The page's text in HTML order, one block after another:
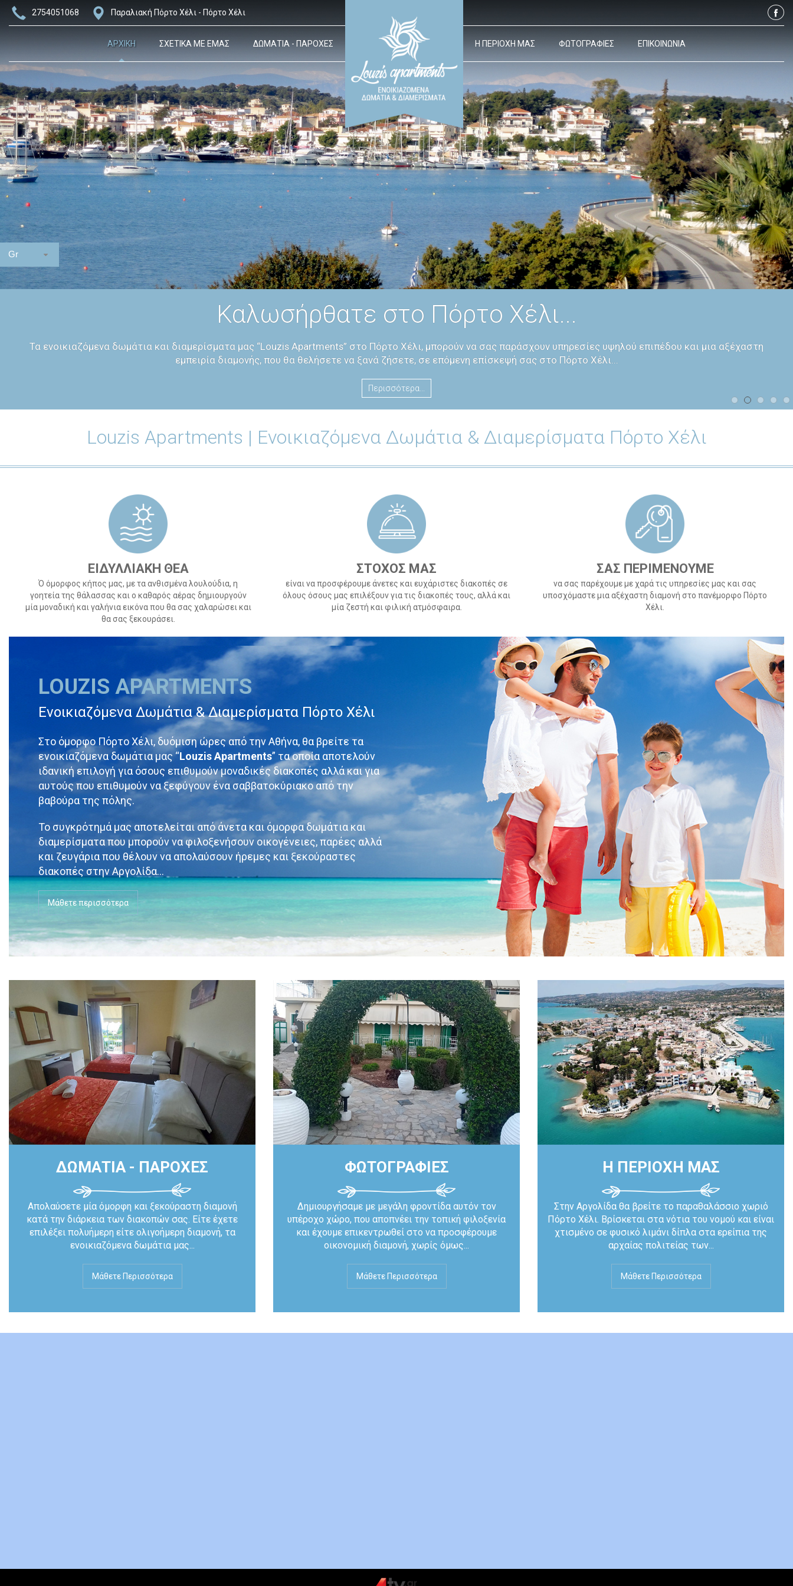
2754051068 Παραλιακή Πόρτο Χέλι - Πόρτο Χέλι
ΑΡΧΙΚΗ ΣΧΕΤΙΚΑ ΜΕ ΕΜΑΣ ΔΩΜΑΤΙΑ - ΠΑΡΟΧΕΣ Η ΠΕΡΙΟΧΗ ΜΑΣ ΦΩΤΟΓΡΑΦΙΕΣ ΕΠΙΚΟΙΝΩΝΙΑ
Καλωσήρθατε στο Πόρτο Χέλι...
Τα ενοικιαζόμενα δωμάτια και διαμερίσματα μας “Louzis Apartments” στο Πόρτο Χέλι, μπορούν να σας παράσχουν υπηρεσίες υψηλού επιπέδου και μια αξέχαστη
εμπειρία διαμονής, που θα θελήσετε να ξανά ζήσετε, σε επόμενη επίσκεψή σας στο Πόρτο Χέλι...
Περισσότερα...
Louzis Apartments | Ενοικιαζόμενα Δωμάτια & Διαμερίσματα Πόρτο Χέλι
ΕΙΔΥΛΛΙΑΚΗ ΘΕΑ
Ό όμορφος κήπος μας, με τα ανθισμένα λουλούδια, η
γοητεία της θάλασσας και ο καθαρός αέρας δημιουργούν
μία μοναδική και γαλήνια εικόνα που θα σας χαλαρώσει και
θα σας ξεκουράσει.
ΣΤΟΧΟΣ ΜΑΣ
είναι να προσφέρουμε άνετες και ευχάριστες διακοπές σε
όλους όσους μας επιλέξουν για τις διακοπές τους, αλλά και
μία ζεστή και φιλική ατμόσφαιρα.
ΣΑΣ ΠΕΡΙΜΕΝΟΥΜΕ
να σας παρέχουμε με χαρά τις υπηρεσίες μας και σας
υποσχόμαστε μια αξέχαστη διαμονή στο πανέμορφο Πόρτο
Χέλι.
LOUZIS APARTMENTS
Ενοικιαζόμενα Δωμάτια & Διαμερίσματα Πόρτο Χέλι
Στο όμορφο Πόρτο Χέλι, δυόμιση ώρες από την Αθήνα, θα βρείτε τα
ενοικιαζόμενα δωμάτια μας “Louzis Apartments” τα οποία αποτελούν
ιδανική επιλογή για όσους επιθυμούν μοναδικές διακοπές αλλά και για
αυτούς που επιθυμούν να ξεφύγουν ένα σαββατοκύριακο από την
βαβούρα της πόλης.
Το συγκρότημά μας αποτελείται από άνετα και όμορφα δωμάτια και
διαμερίσματα που μπορούν να φιλοξενήσουν οικογένειες, παρέες αλλά
και ζευγάρια που θέλουν να απολαύσουν ήρεμες και ξεκούραστες
διακοπές στην Αργολίδα...
Μάθετε περισσότερα
ΔΩΜΑΤΙΑ - ΠΑΡΟΧΕΣ
Απολαύσετε μία όμορφη και ξεκούραστη διαμονή
κατά την διάρκεια των διακοπών σας. Είτε έχετε
επιλέξει πολυήμερη είτε ολιγοήμερη διαμονή, τα
ενοικιαζόμενα δωμάτια μας...
Μάθετε Περισσότερα
ΦΩΤΟΓΡΑΦΙΕΣ
Δημιουργήσαμε με μεγάλη φροντίδα αυτόν τον
υπέροχο χώρο, που αποπνέει την τοπική φιλοξενία
και έχουμε επικεντρωθεί στο να προσφέρουμε
οικονομική διαμονή, χωρίς όμως...
Μάθετε Περισσότερα
Η ΠΕΡΙΟΧΗ ΜΑΣ
Στην Αργολίδα θα βρείτε το παραθαλάσσιο χωριό
Πόρτο Χέλι. Βρίσκεται στα νότια του νομού και είναι
χτισμένο σε φυσικό λιμάνι δίπλα στα ερείπια της
αρχαίας πολιτείας των...
Μάθετε Περισσότερα
Gr